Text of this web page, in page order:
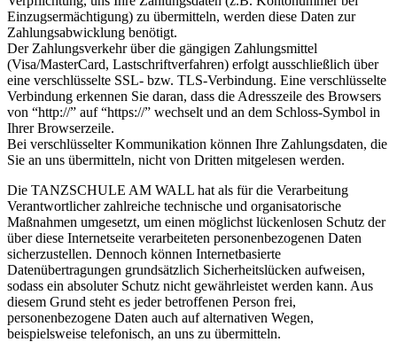
Einzugsermächtigung) zu übermitteln, werden diese Daten zur
Zahlungsabwicklung benötigt.
Der Zahlungsverkehr über die gängigen Zahlungsmittel
(Visa/MasterCard, Lastschriftverfahren) erfolgt ausschließlich über
eine verschlüsselte SSL- bzw. TLS-Verbindung. Eine verschlüsselte
Verbindung erkennen Sie daran, dass die Adresszeile des Browsers
von “http://” auf “https://” wechselt und an dem Schloss-Symbol in
Ihrer Browserzeile.
Bei verschlüsselter Kommunikation können Ihre Zahlungsdaten, die
Sie an uns übermitteln, nicht von Dritten mitgelesen werden.
Die TANZSCHULE AM WALL hat als für die Verarbeitung
Verantwortlicher zahlreiche technische und organisatorische
Maßnahmen umgesetzt, um einen möglichst lückenlosen Schutz der
über diese Internetseite verarbeiteten personenbezogenen Daten
sicherzustellen. Dennoch können Internetbasierte
Datenübertragungen grundsätzlich Sicherheitslücken aufweisen,
sodass ein absoluter Schutz nicht gewährleistet werden kann. Aus
diesem Grund steht es jeder betroffenen Person frei,
personenbezogene Daten auch auf alternativen Wegen,
beispielsweise telefonisch, an uns zu übermitteln.